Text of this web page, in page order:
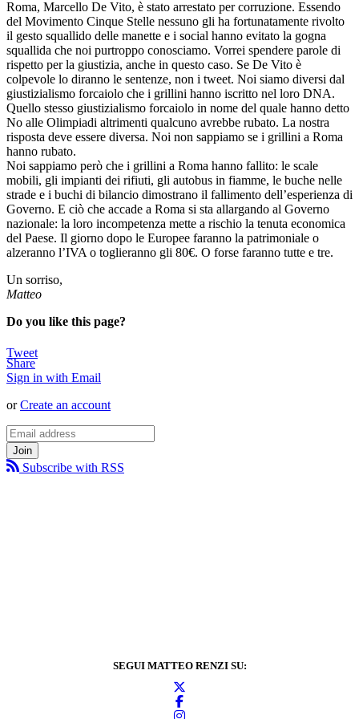
Roma, Marcello De Vito, è stato arrestato per corruzione. Essendo
del Movimento Cinque Stelle nessuno gli ha fortunatamente rivolto
il gesto squallido delle manette e i social hanno evitato la gogna
squallida che noi purtroppo conosciamo. Vorrei spendere parole di
rispetto per la giustizia, anche in questo caso. Se De Vito è
colpevole lo diranno le sentenze, non i tweet. Noi siamo diversi dal
giustizialismo forcaiolo che i grillini hanno iscritto nel loro DNA.
Quello stesso giustizialismo forcaiolo in nome del quale hanno detto
No alle Olimpiadi altrimenti qualcuno avrebbe rubato. La nostra
risposta deve essere diversa. Noi non sappiamo se i grillini a Roma
hanno rubato.
Noi sappiamo però che i grillini a Roma hanno fallito: le scale
mobili, gli impianti dei rifiuti, gli autobus in fiamme, le buche nelle
strade e i buchi di bilancio dimostrano il fallimento dell’esperienza di
Governo. E ciò che accade a Roma si sta allargando al Governo
nazionale: la loro incompetenza mette a rischio la tenuta economica
del Paese. Il giorno dopo le Europee faranno la patrimoniale o
alzeranno l’IVA o toglieranno gli 80€. O forse faranno tutte e tre.
Un sorriso,
Matteo
Do you like this page?
Tweet
Share
Sign in with Email
orCreate an account
Subscribe with RSS
SEGUI MATTEO RENZI SU: